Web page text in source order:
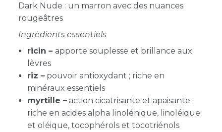
Dark Nude : un marron avec des nuances
rougeâtres
Ingrédients essentiels
ricin – apporte souplesse et brillance aux
lèvres
riz – pouvoir antioxydant ; riche en
minéraux essentiels
myrtille – action cicatrisante et apaisante ;
riche en acides alpha linolénique, linoléique
et oléique, tocophérols et tocotriénols